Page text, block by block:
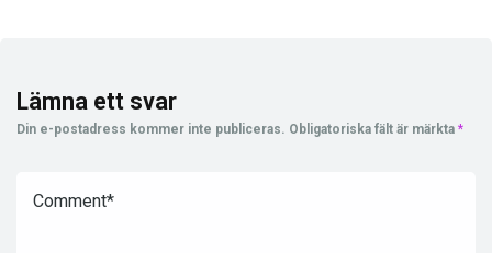
Lämna ett svar
Din e-postadress kommer inte publiceras. Obligatoriska fält är märkta *